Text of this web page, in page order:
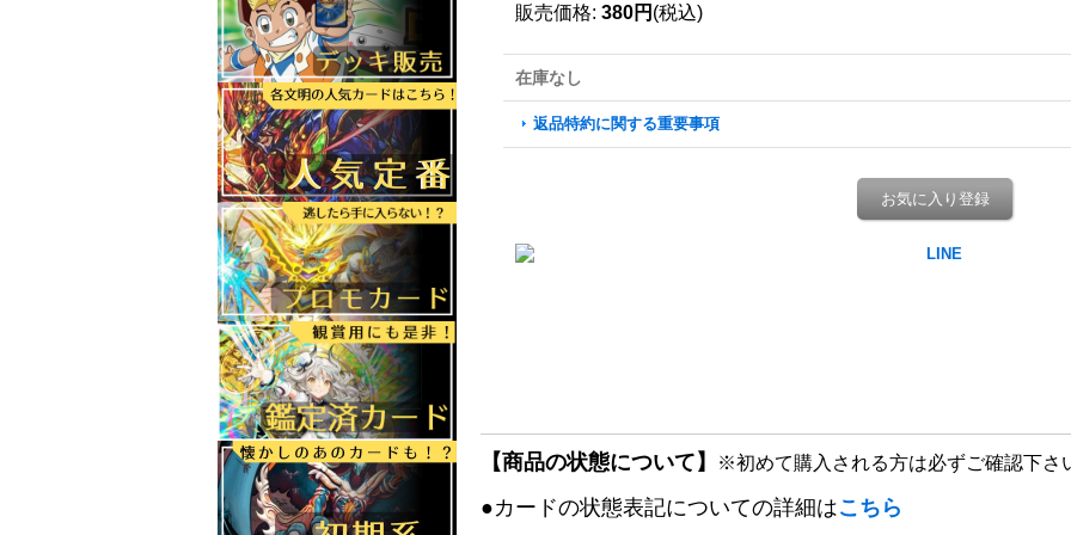
販売価格: 380円 (税込)
在庫なし
返品特約に関する重要事項
お気に入り登録
【商品の状態について】 ※初めて購入される方は必ずご確認下さ
●カードの状態表記についての詳細はこちら